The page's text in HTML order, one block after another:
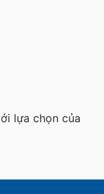
lựa chọn của